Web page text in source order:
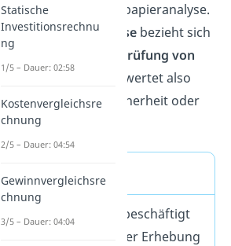
Finanz- und der Wertpapieranalyse.
DieWertpapieranalyse bezieht sich
speziell auf die
Überprüfung von
Wertpapieren
. Sie bewertet also
beispielsweise die Sicherheit oder
Bonität von Aktien.
Definition
beschäftigt
sich vor allem mit der Erhebung
Statische
Investitionsrechnu
ng
1/5 – Dauer: 02:58
Kostenvergleichsre
chnung
2/5 – Dauer: 04:54
Gewinnvergleichsre
chnung
3/5 – Dauer: 04:04